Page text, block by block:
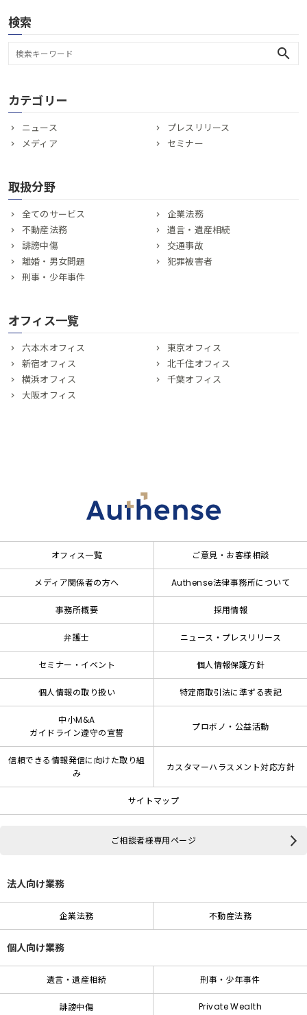
検索
search
カテゴリー
ニュース
プレスリリース
メディア
セミナー
取扱分野
全てのサービス
企業法務
不動産法務
遺言・遺産相続
誹謗中傷
交通事故
離婚・男女問題
犯罪被害者
刑事・少年事件
オフィス一覧
六本木オフィス
東京オフィス
新宿オフィス
北千住オフィス
横浜オフィス
千葉オフィス
大阪オフィス
オフィス一覧 ご意見・お客様相談
メディア関係者の方へ Authense法律事務所について
事務所概要 採用情報
弁護士 ニュース・プレスリリース
セミナー・イベント 個人情報保護方針
個人情報の取り扱い 特定商取引法に準ずる表記
中小M&A
ガイドライン遵守の宣誓
プロボノ・公益活動
信頼できる情報発信に向けた取り組
み
カスタマーハラスメント対応方針
サイトマップ
ご相談者様専用ページ
法人向け業務
企業法務 不動産法務
個人向け業務
遺言・遺産相続 刑事・少年事件
誹謗中傷 Private Wealth